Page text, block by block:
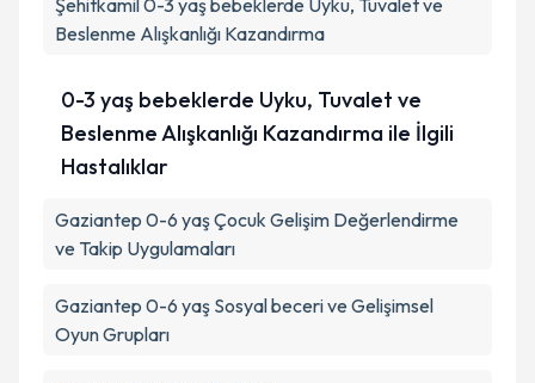
Şehitkamil0-3 yaş bebeklerde Uyku, Tuvalet ve
Beslenme Alışkanlığı Kazandırma
0-3 yaş bebeklerde Uyku, Tuvalet ve
Beslenme Alışkanlığı Kazandırma ile İlgili
Hastalıklar
Gaziantep 0-6 yaş Çocuk Gelişim Değerlendirme
ve Takip Uygulamaları
Gaziantep 0-6 yaş Sosyal beceri ve Gelişimsel
Oyun Grupları